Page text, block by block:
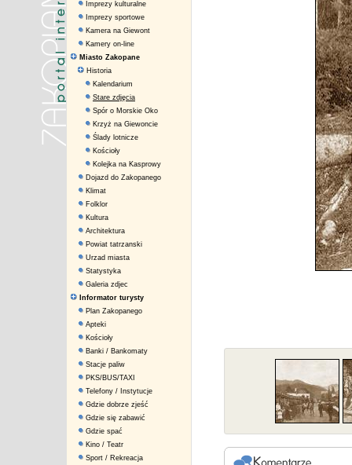
Imprezy kulturalne
Imprezy sportowe
Kamera na Giewont
Kamery on-line
Miasto Zakopane
Historia
Kalendarium
Stare zdjęcia
Spór o Morskie Oko
Krzyż na Giewoncie
Ślady lotnicze
Kościoły
Kolejka na Kasprowy
Dojazd do Zakopanego
Klimat
Folklor
Kultura
Architektura
Powiat tatrzanski
Urzad miasta
Statystyka
Galeria zdjec
Informator turysty
Plan Zakopanego
Apteki
Kościoły
Banki / Bankomaty
Stacje paliw
PKS/BUS/TAXI
Telefony / Instytucje
Gdzie dobrze zjeść
Gdzie się zabawić
Gdzie spać
Kino / Teatr
Sport / Rekreacja